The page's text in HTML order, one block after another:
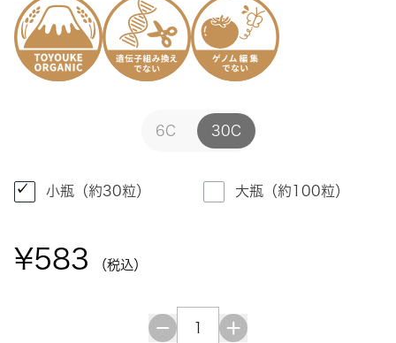
6C 30C
小瓶（約30粒） 大瓶（約100粒）
¥583 （税込）